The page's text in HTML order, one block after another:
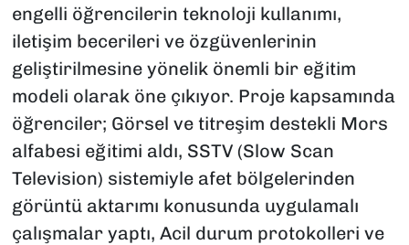
engelli öğrencilerin teknoloji kullanımı,
iletişim becerileri ve özgüvenlerinin
geliştirilmesine yönelik önemli bir eğitim
modeli olarak öne çıkıyor. Proje kapsamında
öğrenciler; Görsel ve titreşim destekli Mors
alfabesi eğitimi aldı, SSTV (Slow Scan
Television) sistemiyle afet bölgelerinden
görüntü aktarımı konusunda uygulamalı
çalışmalar yaptı, Acil durum protokolleri ve